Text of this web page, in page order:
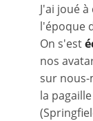
J'ai joué
l'époque
On s'est
nos
sur nous-
la